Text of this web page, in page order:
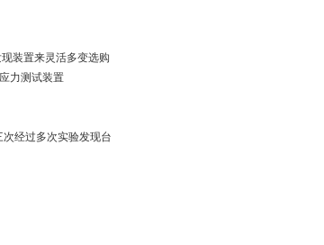
装置来灵活多变选购
力测试装置
经过多次实验发现台